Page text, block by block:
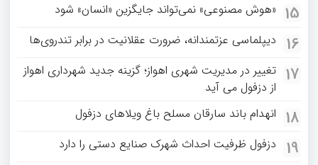
15 «هوش مصنوعی» نمی‌تواند جایگزین «انسان» شود
16 دیپلماسی عزتمندانه، ضرورت عقلانیت در برابر تندروی‌ها
17 تغییر در مدیریت شهری اهواز؛ گزینه جدید شهرداری اهواز
از دزفول می آید
18 انهدام باند سارقان مسلح باغ‌ ویلاهای دزفول
19 دزفول ظرفیت احداث شهرک صنایع دستی را دارد